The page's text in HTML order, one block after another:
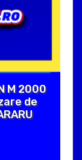
M 2000
de